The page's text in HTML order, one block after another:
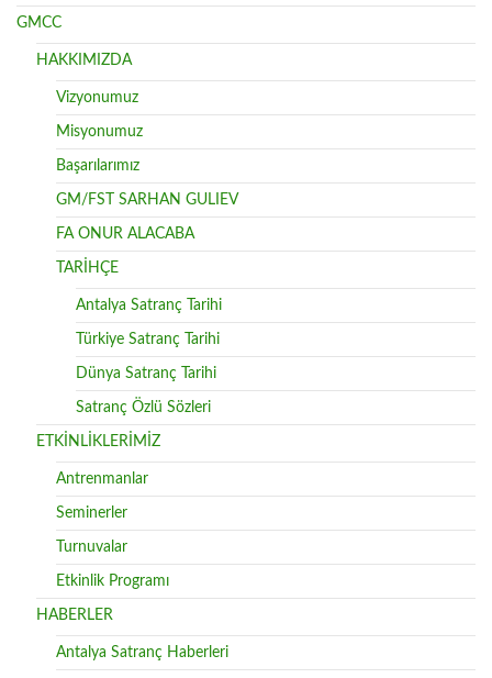
GMCC
HAKKIMIZDA
Vizyonumuz
Misyonumuz
Başarılarımız
GM/FST SARHAN GULIEV
FA ONUR ALACABA
TARİHÇE
Antalya Satranç Tarihi
Türkiye Satranç Tarihi
Dünya Satranç Tarihi
Satranç Özlü Sözleri
ETKİNLİKLERİMİZ
Antrenmanlar
Seminerler
Turnuvalar
Etkinlik Programı
HABERLER
Antalya Satranç Haberleri